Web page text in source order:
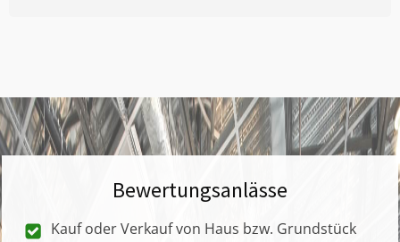
Bewertungsanlässe
Kauf oder Verkauf von Haus bzw. Grundstück